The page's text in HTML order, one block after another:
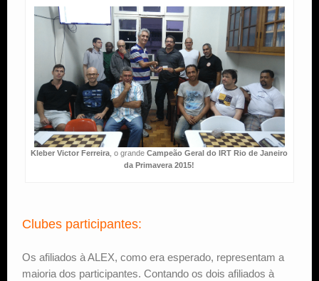
Kleber Victor Ferreira , o grandeCampeão Geral do IRT Rio de Janeiro
da Primavera 2015!
Clubes participantes:
Os afiliados à ALEX, como era esperado, representam a
maioria dos participantes. Contando os dois afiliados à